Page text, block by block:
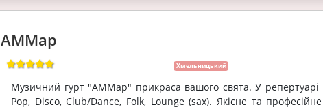
АММар
Хмельницький
Музичний гурт "АММар" прикраса вашого свята. У репертуарі
Pop, Disco, Club/Dance, Folk, Lounge (sax). Якісне та